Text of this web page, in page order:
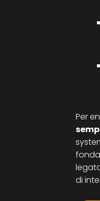
Per
di